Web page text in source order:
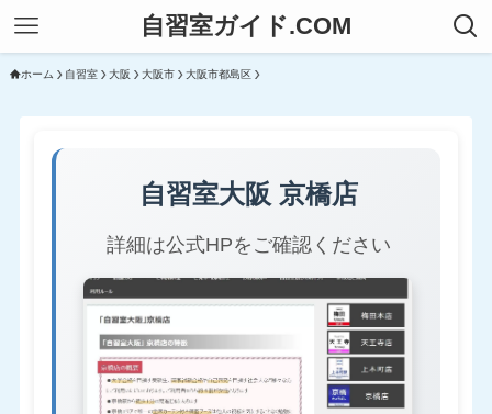
自習室ガイド.COM
ホーム 自習室 大阪 大阪市 大阪市都島区
自習室大阪 京橋店
詳細は公式HPをご確認ください